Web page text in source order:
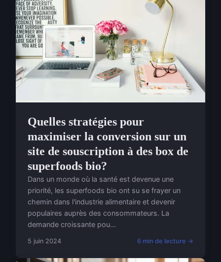
Quelles stratégies pour
maximiser la conversion sur un
site de souscription à des box de
superfoods bio?
Dans un monde où la santé est devenue une
priorité, les superfoods bio ont su se frayer un
chemin dans l'industrie alimentaire et devenir
populaires auprès des consommateurs. La
demande croissante pou...
5 juin 2024 6 min de lecture →